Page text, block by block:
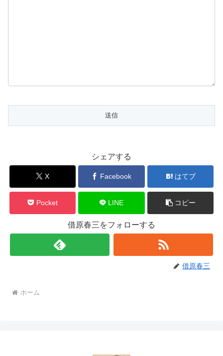
シェアする
X Facebook はてブ
Pocket LINE コピー
借原春三をフォローする
借原春三
ホーム